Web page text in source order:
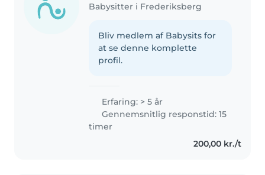
Babysitter i Frederiksberg
Bliv medlem af Babysits for
at se denne komplette
profil.
Erfaring: > 5 år
Gennemsnitlig responstid: 15
timer
200,00 kr./t